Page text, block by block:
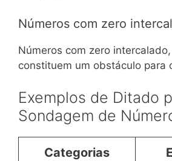
Números com zero
Números com zero
constituem um obstáculo para
Exemplos de Ditado
Sondagem de
Categorias